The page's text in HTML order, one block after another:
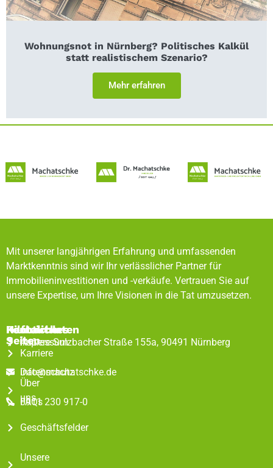
Wohnungsnot in Nürnberg? Politisches Kalkül
statt realistischem Szenario?
Mehr erfahren
Mit unserer langjährigen Erfahrung und umfassenden
Marktkenntnis sind wir Ihr verlässlicher Partner für
Immobilieninvestitionen und -verkäufe. Vertrauen Sie auf
unsere Expertise, um Ihre Visionen in die Tat umzusetzen.
Rechtliches
Impressum
Datenschutz
FAQs
Hilfreiche
Seiten
Karriere
Über
uns
Geschäftsfelder
Unsere
Kontaktdaten
Äußere Sulzbacher Straße 155a, 90491 Nürnberg
info@machatschke.de
0911 230 917-0